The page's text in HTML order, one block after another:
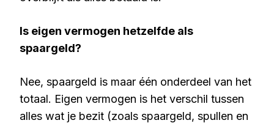
Is eigen vermogen hetzelfde als
spaargeld?
Nee, spaargeld is maar één onderdeel van het
totaal. Eigen vermogen is het verschil tussen
alles wat je bezit (zoals spaargeld, spullen en